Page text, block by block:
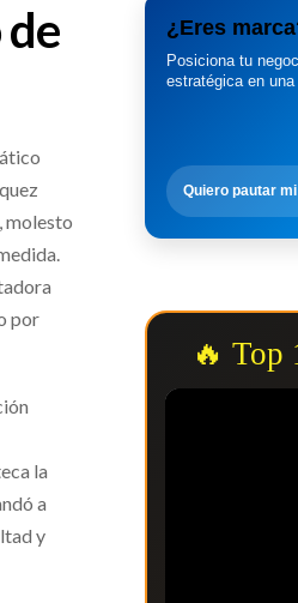
molesto
por
la
a
y
¿Eres
Posiciona tu
estratégica en
Quiero pautar
🔥 Top